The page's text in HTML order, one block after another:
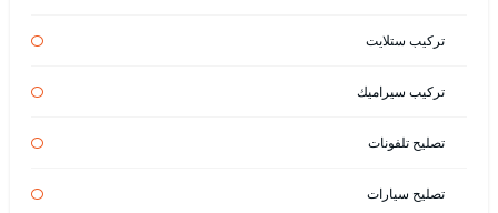
تركيب ستلايت
تركيب سيراميك
تصليح تلفونات
تصليح سيارات